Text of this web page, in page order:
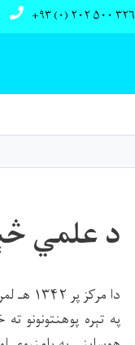
+۹۳ (۰) ۲۰۲ ۵۰۰ ۳۲۶
د علمي
دا
په تېره